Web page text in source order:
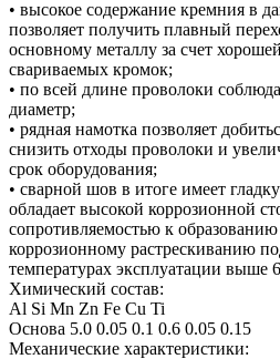
• высокое содержание кремния в
позволяет получить плавный
основному металлу за счет
свариваемых кромок;
• по всей длине проволоки
диаметр;
• рядная намотка позволяет
снизить отходы проволоки и
срок оборудования;
• сварной шов в итоге имеет
обладает высокой коррозионной
сопротивляемостью к
коррозионному растрескиванию
температурах эксплуатации выше
Химический состав:
Al Si Mn Zn Fe Cu Ti
Основа 5.0 0.05 0.1 0.6 0.05 0.15
Механические характеристики: